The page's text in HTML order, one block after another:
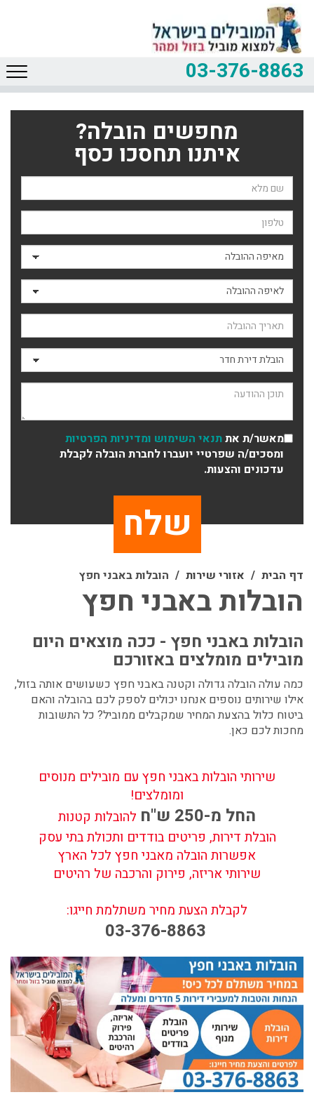
03-376-8863
מחפשים הובלה?
איתנו תחסכו כסף
שם השולח
טלפון
מאיפה ההובלה
לאיפה ההובלה
תאריך ההובלה
סוג ההובלה
תוכן ההודעה
מאשר/ת אתתנאי השימוש ומדיניות הפרטיות
ומסכים/ה שפרטיי יועברו לחברת הובלה לקבלת
עדכונים והצעות.
דף הבית אזורי שירות הובלות באבני חפץ
הובלות באבני חפץ
הובלות באבני חפץ - ככה מוצאים היום
מובילים מומלצים באזורכם
כמה עולה הובלה גדולה וקטנה באבני חפץ כשעושים אותה בזול,
אילו שירותים נוספים אנחנו יכולים לספק לכם בהובלה והאם
ביטוח כלול בהצעת המחיר שמקבלים ממוביל? כל התשובות
מחכות לכם כאן.
שירותי הובלות באבני חפץ עם מובילים מנוסים
ומומלצים!
החל מ-250 ש"ח
להובלות קטנות
הובלת דירות, פריטים בודדים ותכולת בתי עסק
אפשרות הובלה מאבני חפץ לכל הארץ
שירותי אריזה, פירוק והרכבה של רהיטים
לקבלת הצעת מחיר משתלמת חייגו:
03-376-8863